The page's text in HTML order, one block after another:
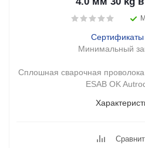
Минимальный
Сплошная сварочная
ESAB OK